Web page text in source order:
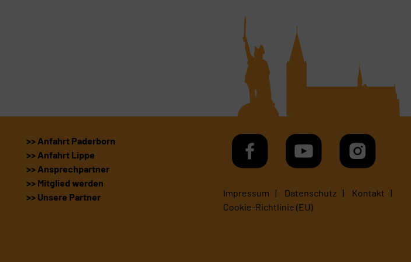
>> Anfahrt Paderborn
>> Anfahrt Lippe
>> Ansprechpartner
>> Mitglied werden
>> Unsere Partner
Impressum Datenschutz
Kontakt
Cookie-Richtlinie (EU)